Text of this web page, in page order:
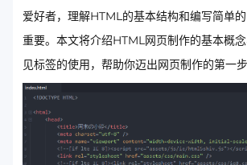
爱好者，理解HTML的基本结构和编写简单
重要。本文将介绍HTML网页制作的基本概
见标签的使用，帮助你迈出网页制作的第一步